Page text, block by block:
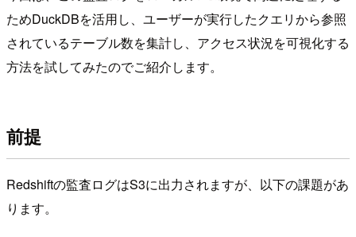
ためDuckDBを活用し、ユーザーが実行したクエリから参照
されているテーブル数を集計し、アクセス状況を可視化する
方法を試してみたのでご紹介します。
前提
Redshiftの監査ログはS3に出力されますが、以下の課題があ
ります。